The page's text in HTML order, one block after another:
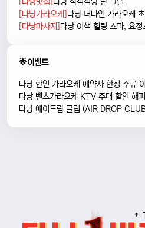
[다낭가라오케]다낭 더나인 가라오케
[다낭마사지]다낭 이색 힐링 스파, 요정
🌟이벤트
다낭 한인 가라오케 예약자 한정 주류
다낭 벤츠가라오케 KTV 주대 할인 해
다낭 에어드랍 클럽 (AIR DROP